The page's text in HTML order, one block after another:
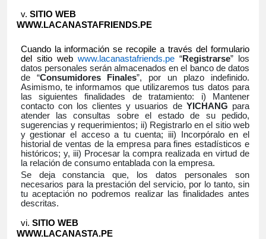
SITIO WEB
WWW.LACANASTAFRIENDS.PE
Cuando la información se recopile a través del formulario
del sitio web www.lacanastafriends.pe “Registrarse” los
datos personales serán almacenados en el banco de datos
de “Consumidores Finales”, por un plazo indefinido.
Asimismo, te informamos que utilizaremos tus datos para
las siguientes finalidades de tratamiento: i) Mantener
contacto con los clientes y usuarios de YICHANG para
atender las consultas sobre el estado de su pedido,
sugerencias y requerimientos; ii) Registrarlo en el sitio web
y gestionar el acceso a tu cuenta; iii) Incorpóralo en el
historial de ventas de la empresa para fines estadísticos e
históricos; y, iii) Procesar la compra realizada en virtud de
la relación de consumo entablada con la empresa.
Se deja constancia que, los datos personales son
necesarios para la prestación del servicio, por lo tanto, sin
tu aceptación no podremos realizar las finalidades antes
descritas.
SITIO WEB
WWW.LACANASTA.PE